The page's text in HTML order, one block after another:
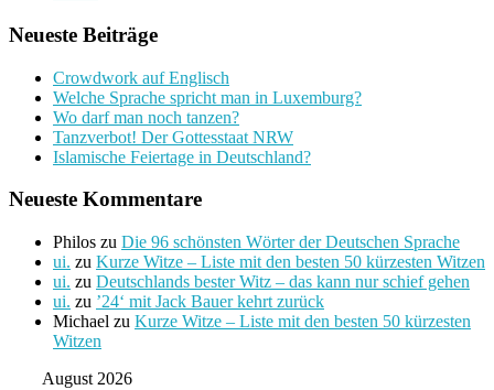
Neueste Beiträge
Crowdwork auf Englisch
Welche Sprache spricht man in Luxemburg?
Wo darf man noch tanzen?
Tanzverbot! Der Gottesstaat NRW
Islamische Feiertage in Deutschland?
Neueste Kommentare
Philos zu Die 96 schönsten Wörter der Deutschen Sprache
ui. zu Kurze Witze – Liste mit den besten 50 kürzesten Witzen
ui. zu Deutschlands bester Witz – das kann nur schief gehen
ui. zu ’24‘ mit Jack Bauer kehrt zurück
Michael zu Kurze Witze – Liste mit den besten 50 kürzesten
Witzen
August 2026